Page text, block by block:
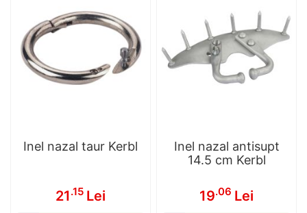
Inel nazal taur Kerbl
21.15 Lei
Inel nazal antisupt
14.5 cm Kerbl
19.06 Lei